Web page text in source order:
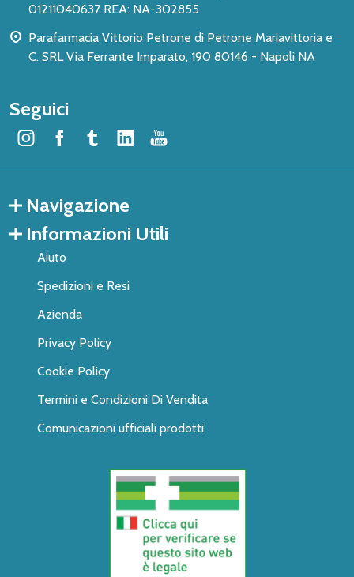
01211040637 REA: NA-302855
Parafarmacia Vittorio Petrone di Petrone Mariavittoria e
C. SRL Via Ferrante Imparato, 190 80146 - Napoli NA
Seguici
Navigazione
Informazioni Utili
Aiuto
Spedizioni e Resi
Azienda
Privacy Policy
Cookie Policy
Termini e Condizioni Di Vendita
Comunicazioni ufficiali prodotti